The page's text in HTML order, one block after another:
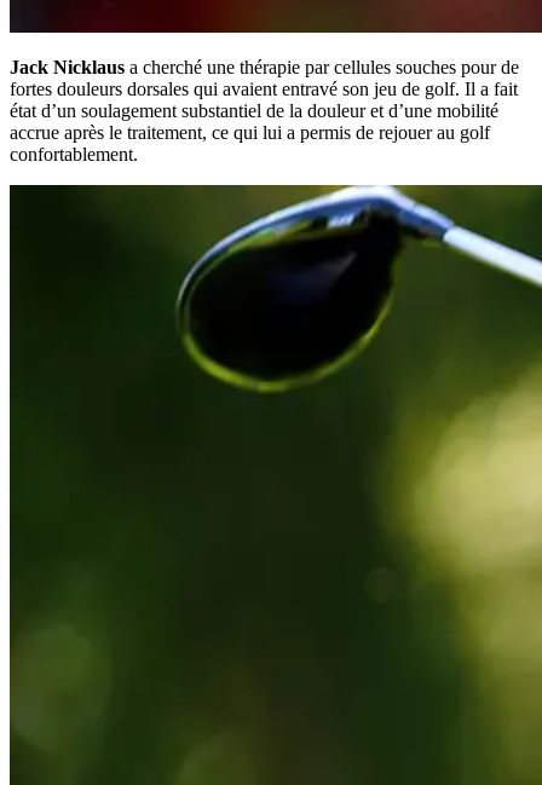
Jack Nicklaus a cherché une thérapie par cellules souches pour de
fortes douleurs dorsales qui avaient entravé son jeu de golf. Il a fait
état d’un soulagement substantiel de la douleur et d’une mobilité
accrue après le traitement, ce qui lui a permis de rejouer au golf
confortablement.